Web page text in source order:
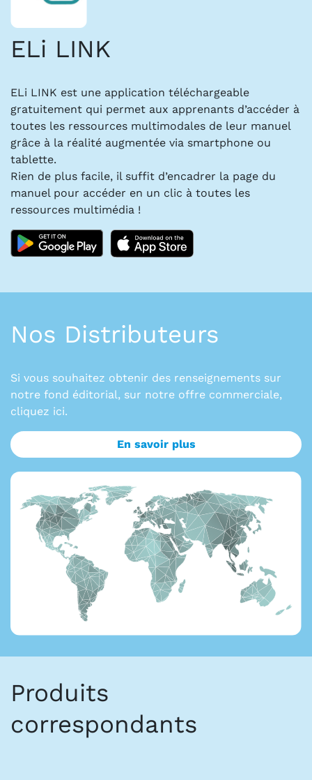
ELi LINK
ELi LINK est une application téléchargeable
gratuitement qui permet aux apprenants d’accéder à
toutes les ressources multimodales de leur manuel
grâce à la réalité augmentée via smartphone ou
tablette.
Rien de plus facile, il suffit d’encadrer la page du
manuel pour accéder en un clic à toutes les
ressources multimédia !
Nos Distributeurs
Si vous souhaitez obtenir des renseignements sur
notre fond éditorial, sur notre offre commerciale,
cliquez ici.
En savoir plus
Produits
correspondants